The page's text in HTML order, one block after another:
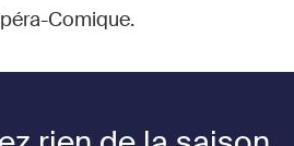
Comique.